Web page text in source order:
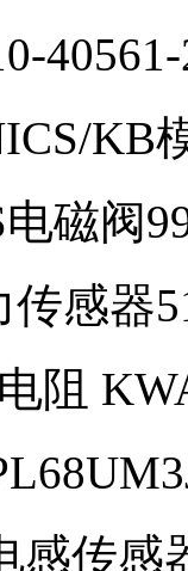
KB
磁阀
感器
阻
感传感